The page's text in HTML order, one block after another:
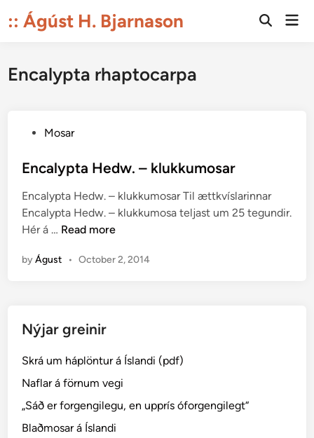
to:: Ágúst H. Bjarnason
Open
Encalypta rhaptocarpa
s
e
d
i
Mosar
Encalypta Hedw. – klukkumosar
Encalypta Hedw. – klukkumosar Til ættkvíslarinnar
Encalypta Hedw. – klukkumosa teljast um 25 tegundir.
Hér á … E
c
p
a
H
d
w
Read more
byÁgust • October 2, 2014
Nýjar greinir
Skrá um háplöntur á Íslandi (pdf)
Naflar á förnum vegi
„Sáð er forgengilegu, en upprís óforgengilegt“
Blaðmosar á Íslandi